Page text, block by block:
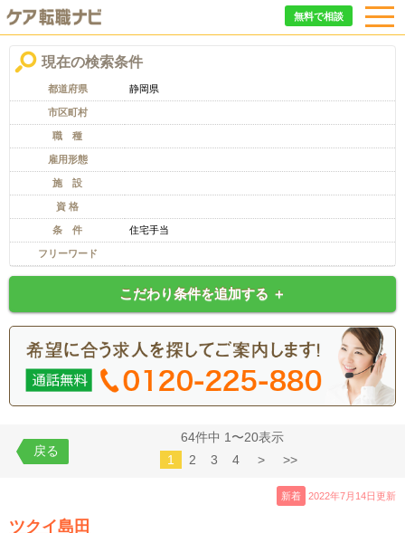
無料で相談
現在の検索条件
都道府県 静岡県
市区町村
職 種
雇用形態
施 設
資 格
条 件 住宅手当
フリーワード
こだわり条件を追加する ＋
64件中 1〜20表示
1
2 3 4 > >>
戻る
新着 2022年7月14日更新
ツクイ島田